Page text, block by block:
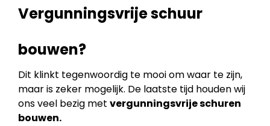
Vergunningsvrije schuur
bouwen?
Dit klinkt tegenwoordig te mooi om waar te zijn,
maar is zeker mogelijk. De laatste tijd houden wij
ons veel bezig met vergunningsvrije schuren
bouwen.